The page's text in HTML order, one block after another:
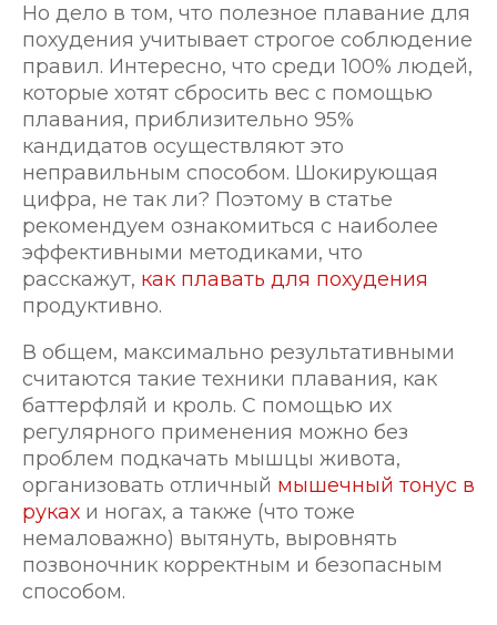
Но дело в том, что полезное плавание для
похудения учитывает строгое соблюдение
правил. Интересно, что среди 100% людей,
которые хотят сбросить вес с помощью
плавания, приблизительно 95%
кандидатов осуществляют это
неправильным способом. Шокирующая
цифра, не так ли? Поэтому в статье
рекомендуем ознакомиться с наиболее
эффективными методиками, что
расскажут, как плавать для похудения
продуктивно.
В общем, максимально результативными
считаются такие техники плавания, как
баттерфляй и кроль. С помощью их
регулярного применения можно без
проблем подкачать мышцы живота,
организовать отличный мышечный тонус в
руках и ногах, а также (что тоже
немаловажно) вытянуть, выровнять
позвоночник корректным и безопасным
способом.